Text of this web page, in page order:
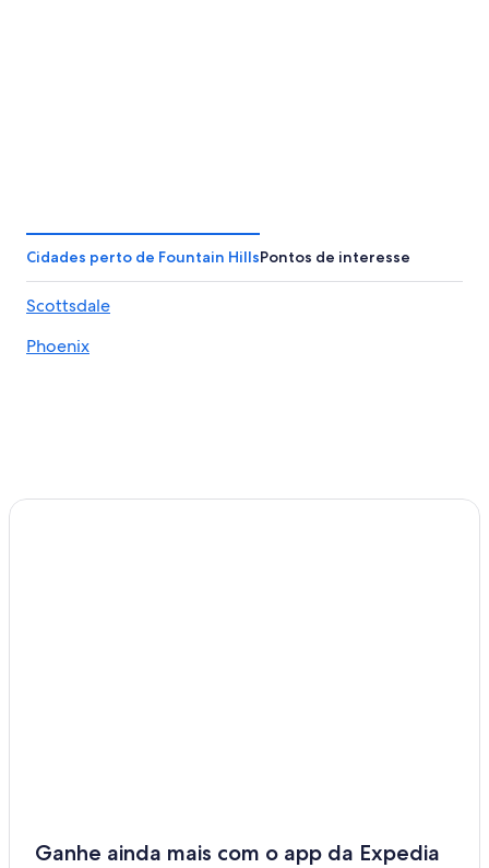
Cidades perto de Fountain HillsPontos de interesse
Scottsdale
Phoenix
Ganhe ainda mais com o app da Expedia